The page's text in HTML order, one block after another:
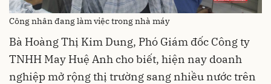
Công nhân đang làm việc trong nhà máy
Bà Hoàng Thị Kim Dung, Phó Giám đốc Công ty
TNHH May Huệ Anh cho biết, hiện nay doanh
nghiệp mở rộng thị trường sang nhiều nước trên